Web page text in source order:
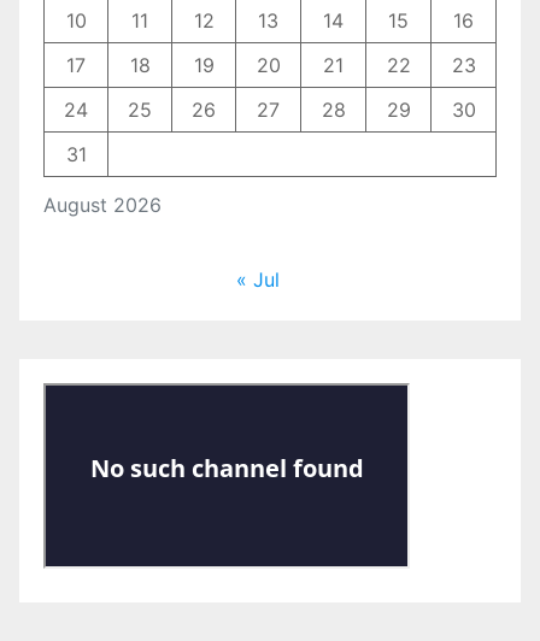
August 2026
10 11 12 13 14 15
16
17
18 19 20 21 22
23
24
25 26 27 28 29
30
31
« Jul